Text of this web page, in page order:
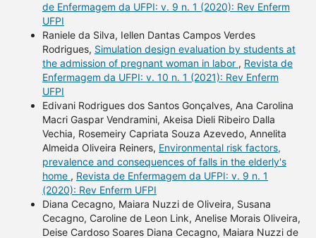
de Enfermagem da UFPI: v. 9 n. 1 (2020): Rev Enferm
UFPI
Raniele da Silva, Iellen Dantas Campos Verdes
Rodrigues, Simulation design evaluation by students at
the admission of pregnant woman in labor , Revista de
Enfermagem da UFPI: v. 10 n. 1 (2021): Rev Enferm
UFPI
Edivani Rodrigues dos Santos Gonçalves, Ana Carolina
Macri Gaspar Vendramini, Akeisa Dieli Ribeiro Dalla
Vechia, Rosemeiry Capriata Souza Azevedo, Annelita
Almeida Oliveira Reiners, Environmental risk factors,
prevalence and consequences of falls in the elderly's
home , Revista de Enfermagem da UFPI: v. 9 n. 1
(2020): Rev Enferm UFPI
Diana Cecagno, Maiara Nuzzi de Oliveira, Susana
Cecagno, Caroline de Leon Link, Anelise Morais Oliveira,
Deise Cardoso Soares Diana Cecagno, Maiara Nuzzi de